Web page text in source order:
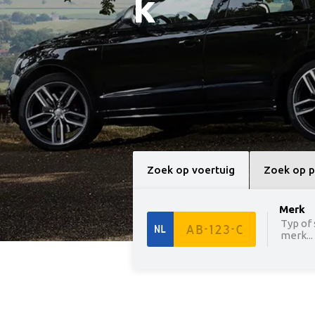
Zoek op voertuig Zoek op
NL
option
Merk
Typ of
merk...